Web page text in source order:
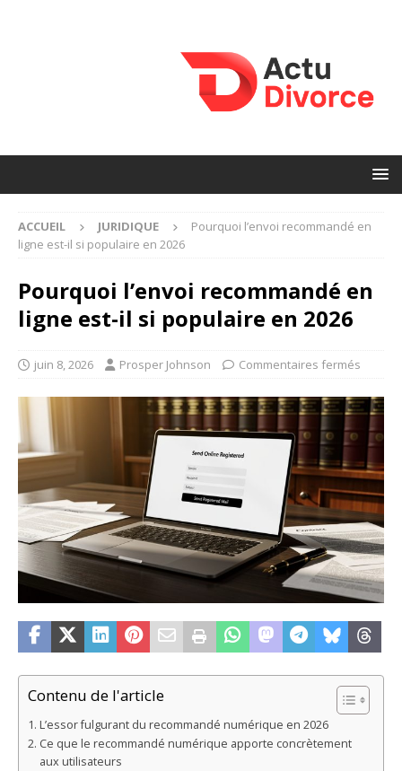
ACCUEIL JURIDIQUE
Pourquoi l’envoi recommandé en
ligne est-il si populaire en 2026
Pourquoi l’envoi recommandé en
ligne est-il si populaire en 2026
juin 8, 2026 Prosper Johnson Commentaires fermés
Contenu de l'article
L’essor fulgurant du recommandé numérique en 2026
Ce que le recommandé numérique apporte concrètement
aux utilisateurs